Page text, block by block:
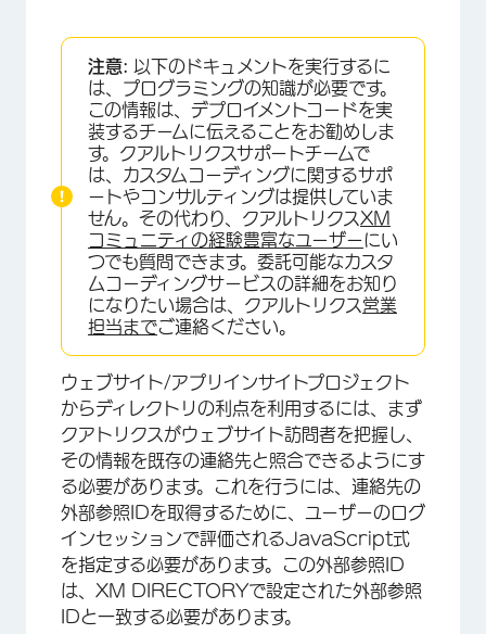
注意: 以下のドキュメントを実行するに
は、プログラミングの知識が必要です。
この情報は、デプロイメントコードを実
装するチームに伝えることをお勧めしま
す。クアルトリクスサポートチームで
は、カスタムコーディングに関するサポ
ートやコンサルティングは提供していま
せん。その代わり、クアルトリクス XM
コミュニティの経験豊富なユーザーにい
つでも質問できます。委託可能なカスタ
ムコーディングサービスの詳細をお知り
になりたい場合は、クアルトリクス 営業
担当までご連絡ください。
ウェブサイト/アプリインサイトプロジェクト
からディレクトリの利点を利用するには、まず
クアトリクスがウェブサイト訪問者を把握し、
その情報を既存の連絡先と照合できるようにす
る必要があります。これを行うには、連絡先の
外部参照IDを取得するために、ユーザーのログ
インセッションで評価されるJavaScript式
を指定する必要があります。この外部参照ID
は、XM DIRECTORYで設定された外部参照
IDと一致する必要があります。